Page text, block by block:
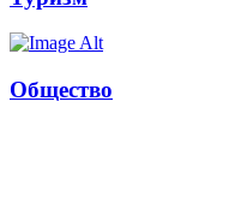
Общество